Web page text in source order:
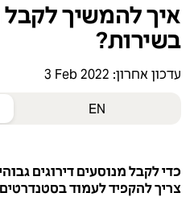
איך להמשיך לקבל
בשירות?
עדכון אחרון: 3 Feb 2022
EN
כדי לקבל מנוסעים דירוגים
צריך להקפיד לעמוד